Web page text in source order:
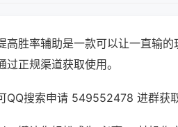
高胜率辅助是一款可以让一直输
过正规渠道获取使用。
QQ搜索申请 549552478 进群获